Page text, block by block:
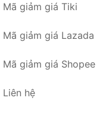
Mã giảm giá Tiki
Mã giảm giá Lazada
Mã giảm giá Shopee
Liên hệ